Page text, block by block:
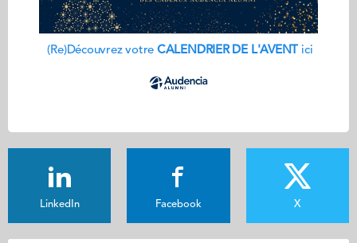
(Re)Découvrez votre CALENDRIER DE L'AVENT ici
LinkedIn Facebook X